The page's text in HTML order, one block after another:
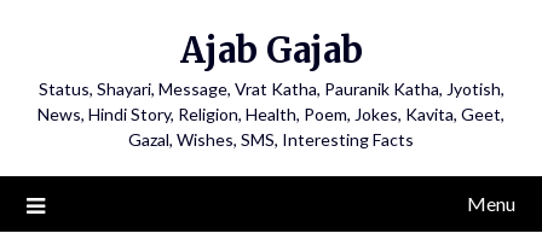
Ajab Gajab
Status, Shayari, Message, Vrat Katha, Pauranik Katha, Jyotish,
News, Hindi Story, Religion, Health, Poem, Jokes, Kavita, Geet,
Gazal, Wishes, SMS, Interesting Facts
Menu